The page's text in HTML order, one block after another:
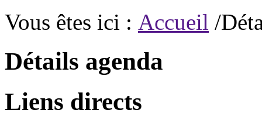
Vous êtes ici : Accueil /
Détails agenda
Liens directs